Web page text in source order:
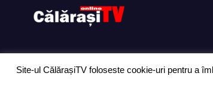
Site-ul CălărașiTV foloseste cookie-uri pentru a